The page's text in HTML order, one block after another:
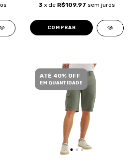
3 x de R$109,97 sem juros
COMPRAR
ATÉ 40% OFF
EM QUANTIDADE